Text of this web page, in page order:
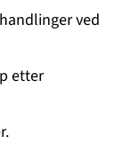
ved
etter